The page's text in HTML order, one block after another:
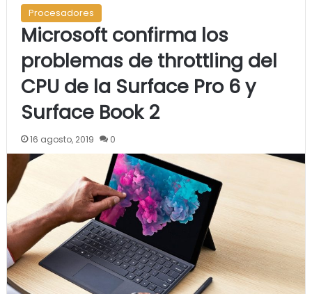
Procesadores
Microsoft confirma los
problemas de throttling del
CPU de la Surface Pro 6 y
Surface Book 2
16 agosto, 2019 0